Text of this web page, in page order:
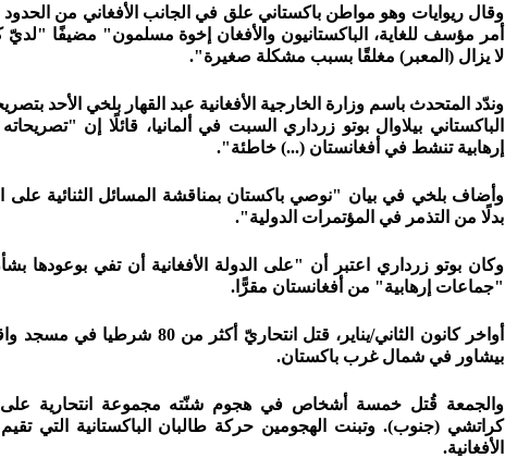
وقال ريوايات وهو مواطن باكستاني علق في الجانب الأفغاني من الحدود
أمر مؤسف للغاية، الباكستانيون والأفغان إخوة مسلمون" مضيفًا "لديّ
لا يزال (المعبر) مغلقًا بسبب مشكلة صغيرة".
وندّد المتحدث باسم وزارة الخارجية الأفغانية عبد القهار بلخي الأحد
الباكستاني بيلاوال بوتو زرداري السبت في ألمانيا، قائلًا إن
إرهابية تنشط في أفغانستان (...) خاطئة".
وأضاف بلخي في بيان "نوصي باكستان بمناقشة المسائل الثنائية على
بدلًا من التذمر في المؤتمرات الدولية".
وكان بوتو زرداري اعتبر أن "على الدولة الأفغانية أن تفي بوعودها
"جماعات إرهابية" من أفغانستان مقرًّا.
أواخر كانون الثاني/يناير، قتل
بيشاور في شمال غرب باكستان.
والجمعة قُتل خمسة أشخاص في هجوم شنّته مجموعة انتحارية
كراتشي (جنوب). وتبنت الهجومين حركة طالبان الباكستانية التي
الأفغانية.